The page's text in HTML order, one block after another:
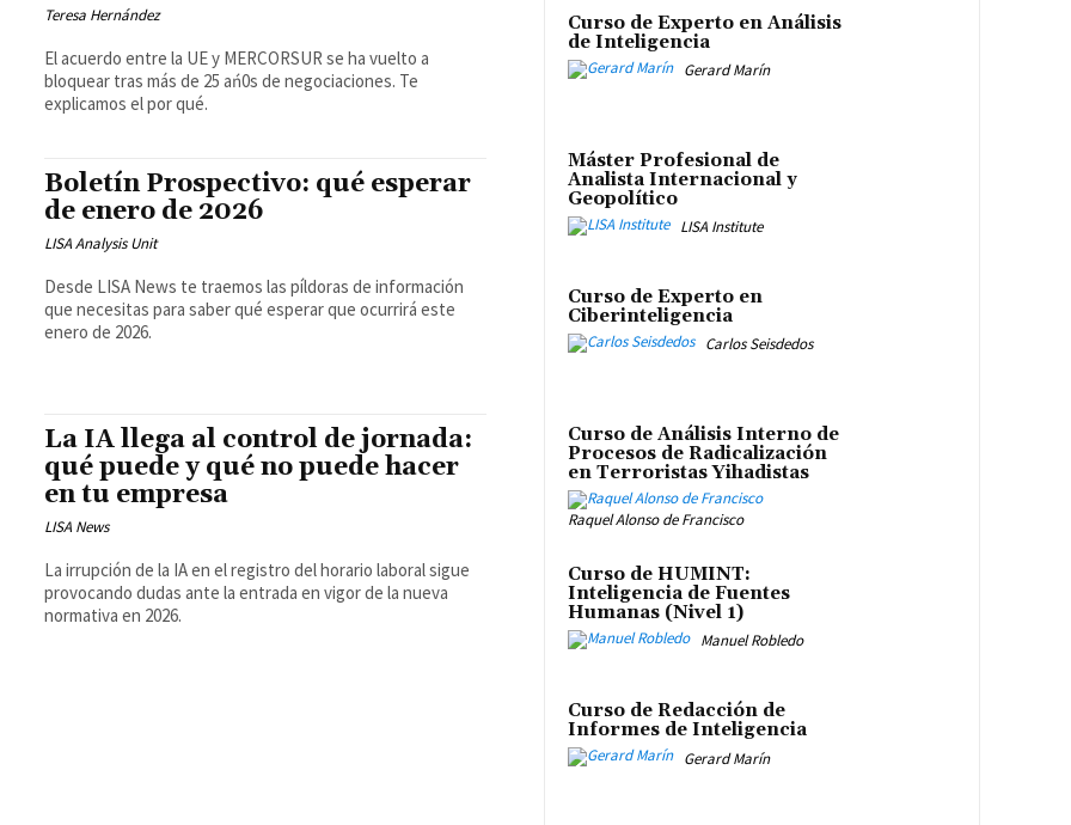
Teresa Hernández
El acuerdo entre la UE y MERCORSUR se ha vuelto a
bloquear tras más de 25 ań0s de negociaciones. Te
explicamos el por qué.
Boletín Prospectivo: qué esperar
de enero de 2026
LISA Analysis Unit
Desde LISA News te traemos las píldoras de información
que necesitas para saber qué esperar que ocurrirá este
enero de 2026.
La IA llega al control de jornada:
qué puede y qué no puede hacer
en tu empresa
LISA News
La irrupción de la IA en el registro del horario laboral sigue
provocando dudas ante la entrada en vigor de la nueva
normativa en 2026.
Curso de Experto en Análisis
de Inteligencia
Gerard Marín
Máster Profesional de
Analista Internacional y
Geopolítico
LISA Institute
Curso de Experto en
Ciberinteligencia
Carlos Seisdedos
Curso de Análisis Interno de
Procesos de Radicalización
en Terroristas Yihadistas
Raquel Alonso de Francisco
Curso de HUMINT:
Inteligencia de Fuentes
Humanas (Nivel 1)
Manuel Robledo
Curso de Redacción de
Informes de Inteligencia
Gerard Marín